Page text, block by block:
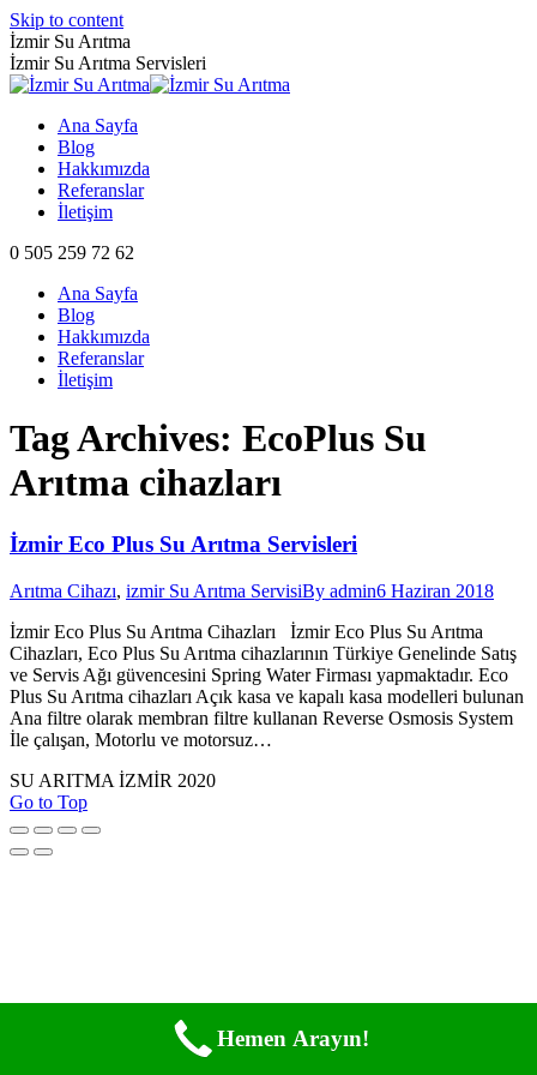
Skip to content
İzmir Su Arıtma
İzmir Su Arıtma Servisleri
Ana Sayfa
Blog
Hakkımızda
Referanslar
İletişim
0 505 259 72 62
Ana Sayfa
Blog
Hakkımızda
Referanslar
İletişim
Tag Archives: EcoPlus Su
Arıtma cihazları
İzmir Eco Plus Su Arıtma Servisleri
Arıtma Cihazı, izmir Su Arıtma ServisiBy admin6 Haziran 2018
İzmir Eco Plus Su Arıtma Cihazları İzmir Eco Plus Su Arıtma
Cihazları, Eco Plus Su Arıtma cihazlarının Türkiye Genelinde Satış
ve Servis Ağı güvencesini Spring Water Firması yapmaktadır. Eco
Plus Su Arıtma cihazları Açık kasa ve kapalı kasa modelleri bulunan
Ana filtre olarak membran filtre kullanan Reverse Osmosis System
İle çalışan, Motorlu ve motorsuz…
SU ARITMA İZMİR 2020
Go to Top
Hemen Arayın!